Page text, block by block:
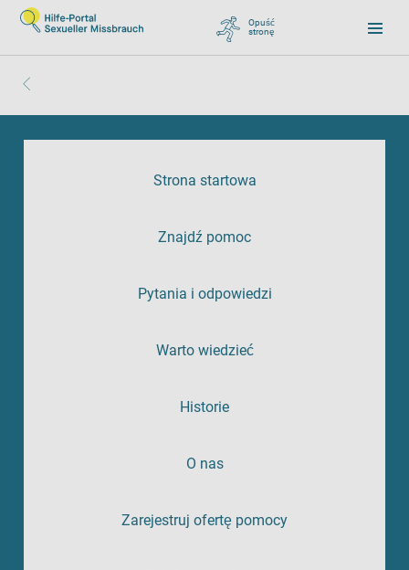
Opuść
stronę
Strona startowa
Znajdź pomoc
Pytania i odpowiedzi
Warto wiedzieć
Historie
O nas
Zarejestruj ofertę pomocy